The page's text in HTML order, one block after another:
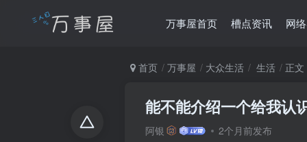
万事屋首页 槽点资讯 网
首页 万事屋 大众生活 生活 正文
能不能介绍一个给我认
阿银 2个月前发布